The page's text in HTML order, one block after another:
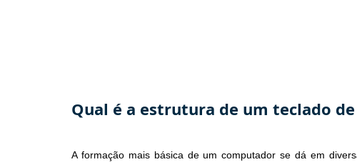
Qual é a estrutura de um teclado
A formação mais básica de um computador se dá em